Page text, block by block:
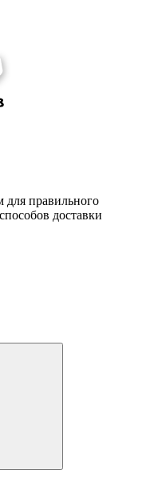
правильного
доставки